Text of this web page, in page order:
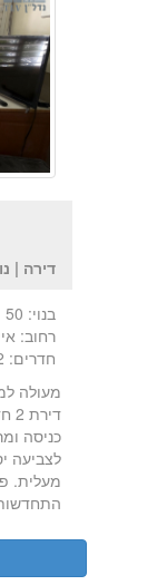
דירה |
בנוי: 50
רחוב:
חדרים: 2
מעולה
לצביעה
מעלית.